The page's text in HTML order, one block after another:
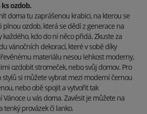
ks ozdob.
doma tu zaprášenou krabici, na kterou se
plnou ozdob, která se dědí z generace na
kdo do ní něco přidá. Zkuste za
vánočních dekorací, které v sobě díky
materiálu nesou lehkost moderny,
ozdobit stromeček, nebo svůj domov. Pro
si můžete vybrat mezi moderní černou
nebo obě spojit a vytvořit tak
u vás doma. Zavěsit je můžete na
tenký provázek či lanko.